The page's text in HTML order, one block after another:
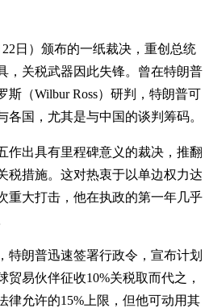
日）颁布的一纸裁决，重创总统
，关税武器因此失锋。曾在特朗普
斯（Wilbur Ross）研判，特朗普可
各国，尤其是与中国的谈判筹码。
作出具有里程碑意义的裁决，推翻
税措施。这对热衷于以单边权力达
重大打击，他在执政的第一年几乎
特朗普迅速签署行政令，宣布计划
易伙伴征收10%关税取而代之，
律允许的15%上限，但他可动用其